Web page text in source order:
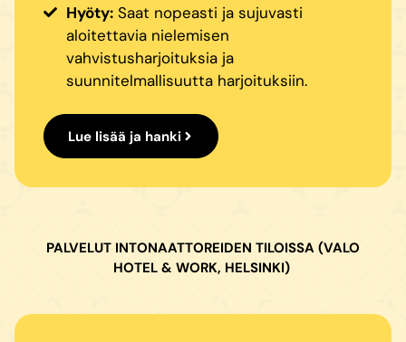
Hyöty: Saat nopeasti ja sujuvasti
aloitettavia nielemisen
vahvistusharjoituksia ja
suunnitelmallisuutta harjoituksiin.
Lue lisää ja hanki
PALVELUT INTONAATTOREIDEN TILOISSA (VALO
HOTEL & WORK, HELSINKI)